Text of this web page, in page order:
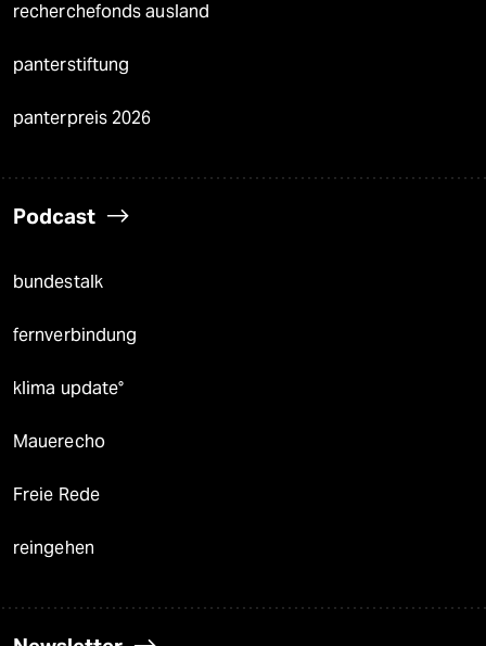
recherchefonds ausland
panterstiftung
panterpreis 2026
Podcast
bundestalk
fernverbindung
klima update°
Mauerecho
Freie Rede
reingehen